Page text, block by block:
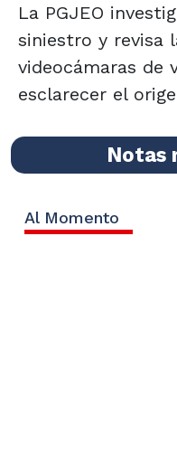
La PGJEO
siniestro y revisa
videocámaras de
esclarecer el
Notas
Al Momento